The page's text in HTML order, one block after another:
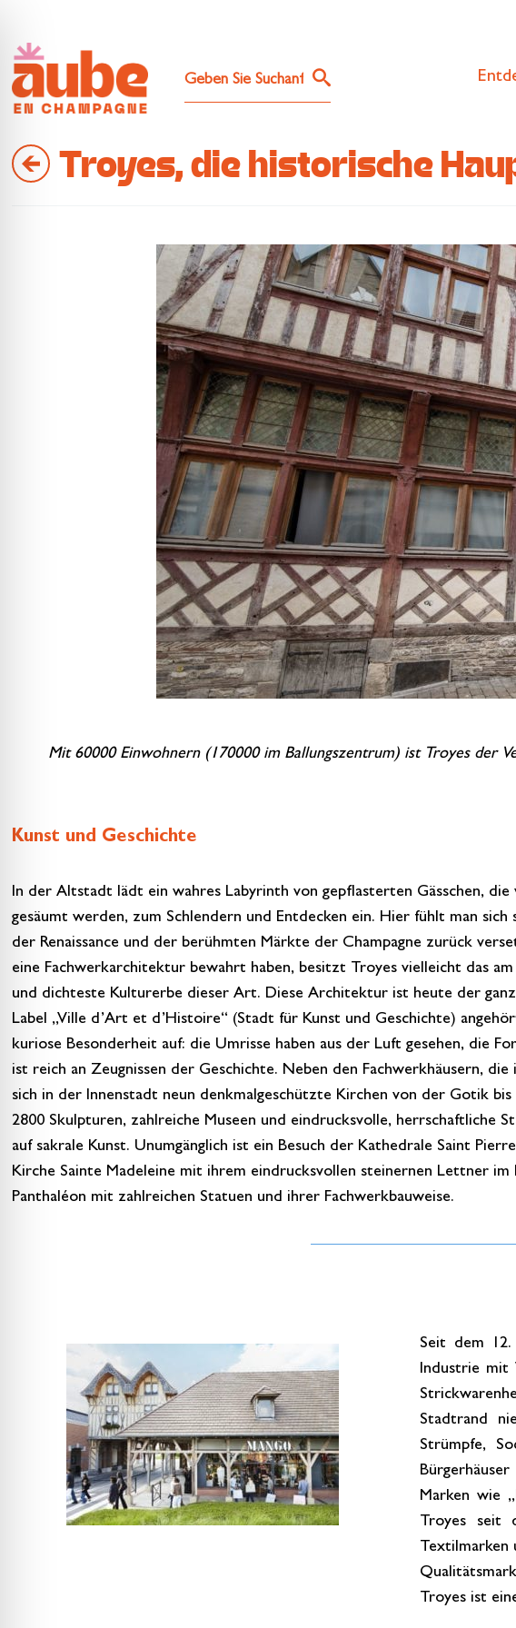
Troyes, die historische
Mit 60000 Einwohnern (170000 im Ballungszentrum) ist Troyes der
Kunst und Geschichte
In der Altstadt lädt ein wahres Labyrinth von gepflasterten Gässchen, die
gesäumt werden, zum Schlendern und Entdecken ein. Hier fühlt man
der Renaissance und der berühmten Märkte der Champagne zurück
eine Fachwerkarchitektur bewahrt haben, besitzt Troyes vielleicht das
und dichteste Kulturerbe dieser Art. Diese Architektur ist heute der
Label „Ville d’Art et d’Histoire“ (Stadt für Kunst und Geschichte)
kuriose Besonderheit auf: die Umrisse haben aus der Luft gesehen, die
ist reich an Zeugnissen der Geschichte. Neben den Fachwerkhäusern,
sich in der Innenstadt neun denkmalgeschützte Kirchen von der Gotik
2800 Skulpturen, zahlreiche Museen und eindrucksvolle, herrschaftliche
auf sakrale Kunst. Unumgänglich ist ein Besuch der Kathedrale Saint
Kirche Sainte Madeleine mit ihrem eindrucksvollen steinernen Lettner im
Panthaléon mit zahlreichen Statuen und ihrer Fachwerkbauweise.
Seit dem
Industrie mit
Stadtrand
Strümpfe,
Marken wie
Troyes seit
Troyes ist